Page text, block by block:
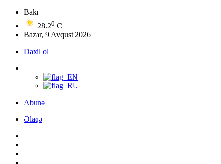
Bakı
28.20 C
Bazar, 9 Avqust 2026
Daxil ol
Abunə
Əlaqə